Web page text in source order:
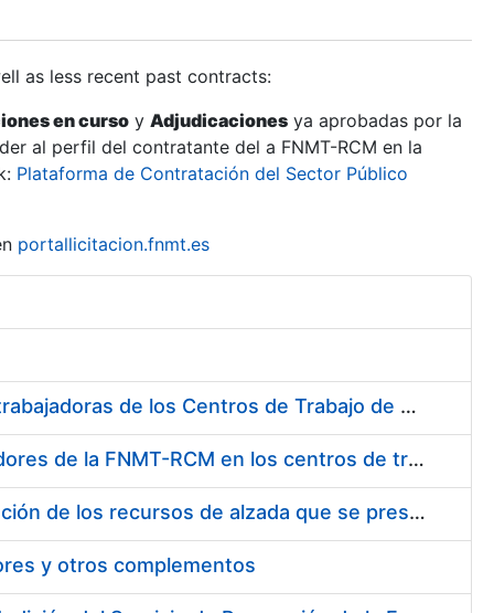
as less recent past contracts:
en curso y Adjudicaciones ya aprobadas por la
al perfil del contratante del a FNMT-RCM en la
Plataforma de Contratación del Sector Público
portallicitacion.fnmt.es
Suministro de Protectores Auditivos a medida para las personas trabajadoras de los Centros de Trabajo de Madrid y Burgos
Suministro de gafas graduadas antiproyecciones para los trabajadores de la FNMT-RCM en los centros de trabajo de Madrid y Burgos
Servicios de una empresa externa para el asesoramiento y resolución de los recursos de alzada que se presentan relacionados con procesos de selección para la FNMT-RCM
y otros complementos